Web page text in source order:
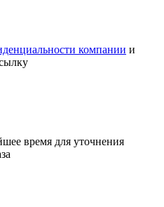
компании и
время для уточнения